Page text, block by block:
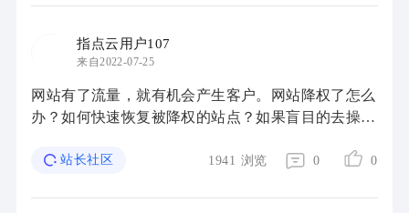
指点云用户107
来自2022-07-25
网站有了流量，就有机会产生客户。网站降权了怎么
办？如何快速恢复被降权的站点？如果盲目的去操
章可以帮助大家，带大家了解降权恢复的知识，少 ...
站长社区 1941 浏览 0 0